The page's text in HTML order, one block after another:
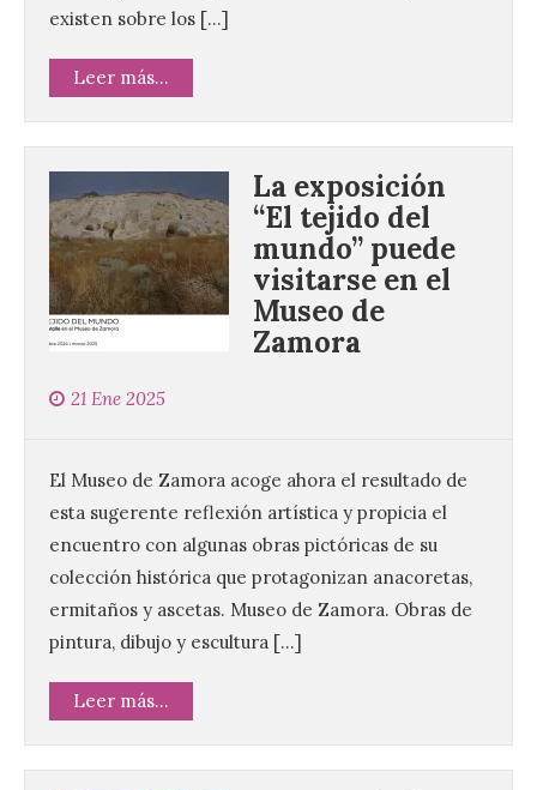
existen sobre los […]
Leer más...
La exposición
“El tejido del
mundo” puede
visitarse en el
Museo de
Zamora
21 Ene 2025
El Museo de Zamora acoge ahora el resultado de
esta sugerente reflexión artística y propicia el
encuentro con algunas obras pictóricas de su
colección histórica que protagonizan anacoretas,
ermitaños y ascetas. Museo de Zamora. Obras de
pintura, dibujo y escultura […]
Leer más...